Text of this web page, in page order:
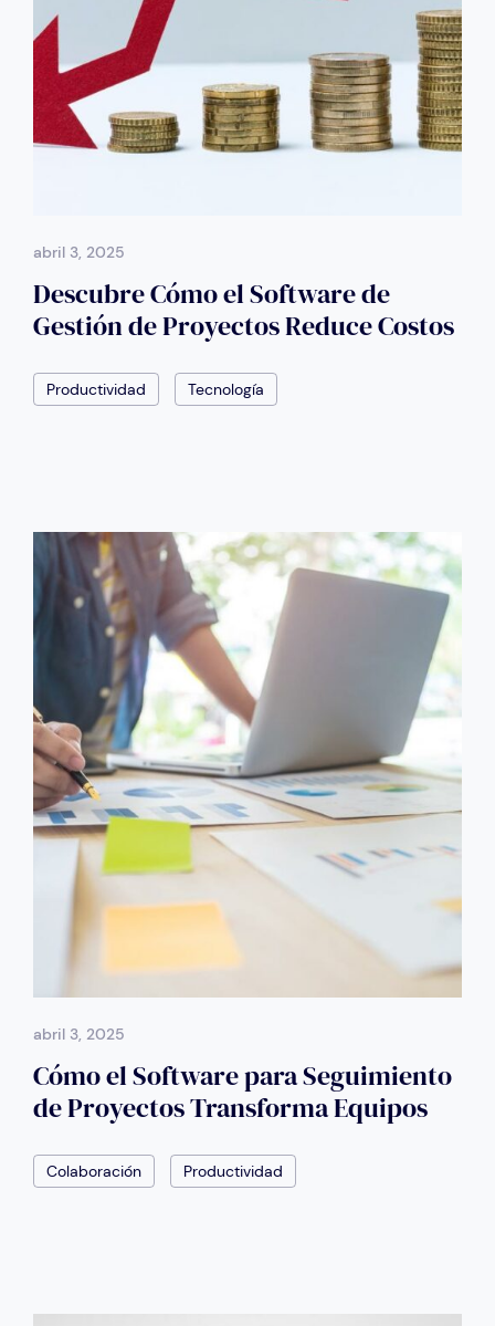
abril 3, 2025
Descubre Cómo el Software de
Gestión de Proyectos Reduce Costos
Productividad Tecnología
abril 3, 2025
Cómo el Software para Seguimiento
de Proyectos Transforma Equipos
Colaboración Productividad